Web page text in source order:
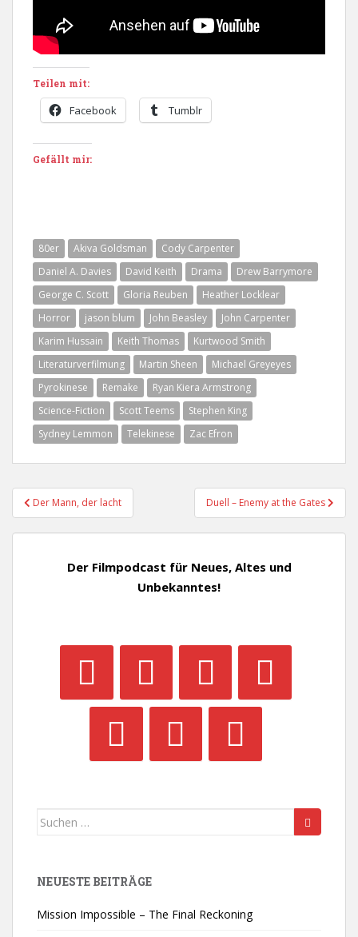
Teilen mit:
Facebook Tumblr
Gefällt mir:
80er Akiva Goldsman
Cody Carpenter
Daniel A. Davies
David Keith Drama
Drew Barrymore
George C. Scott
Gloria Reuben
Heather Locklear
Horror
jason blum John Beasley
John Carpenter
Karim Hussain
Keith Thomas
Kurtwood Smith
Literaturverfilmung
Martin Sheen
Michael Greyeyes
Pyrokinese
Remake
Ryan Kiera Armstrong
Science-Fiction
Scott Teems
Stephen King
Sydney Lemmon
Telekinese Zac Efron
Beitragsnavigation
Der Mann, der lacht Duell – Enemy at the Gates
Der Filmpodcast für Neues, Altes und
Unbekanntes!
Suchen
NEUESTE BEITRÄGE
Mission Impossible – The Final Reckoning